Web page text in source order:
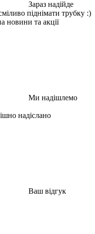
Зараз надійде
піднімати трубку :)
новини та акції
Ми надішлемо
надіслано
Ваш відгук